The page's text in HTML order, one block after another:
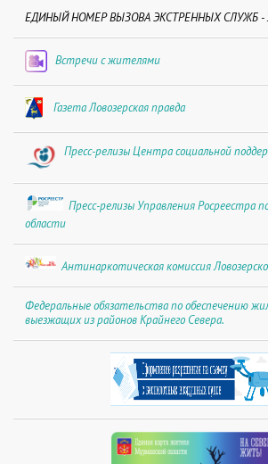
ЕДИНЫЙ НОМЕР ВЫЗОВА ЭКСТРЕННЫХ СЛУЖБ -
Встречи с жителями
Газета Ловозерская правда
Пресс-релизы Центра социальной
Пресс-релизы Управления Росреестра
области
Антинаркотическая комиссия
Федеральные обязательства по обеспечению
выезжащих из районов Крайнего Севера.